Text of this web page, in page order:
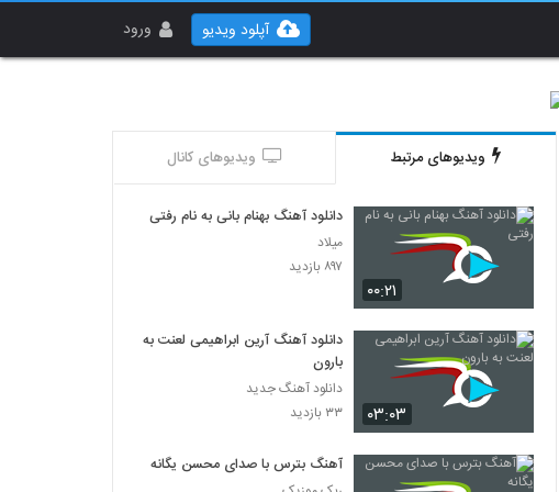
ورود آپلود ویدیو
ویدیوهای مرتبط ویدیوهای کانال
۰۰:۲۱
دانلود آهنگ بهنام بانی به نام رفتی
میلاد
۸۹۷ بازدید
۰۳:۰۳
دانلود آهنگ آرین ابراهیمی لعنت به
بارون
دانلود آهنگ جدید
۳۳ بازدید
آهنگ بترس با صدای محسن یگانه